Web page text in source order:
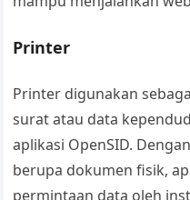
Printer
Printer digunakan
surat atau data
aplikasi OpenSID.
berupa dokumen fisik,
permintaan data oleh